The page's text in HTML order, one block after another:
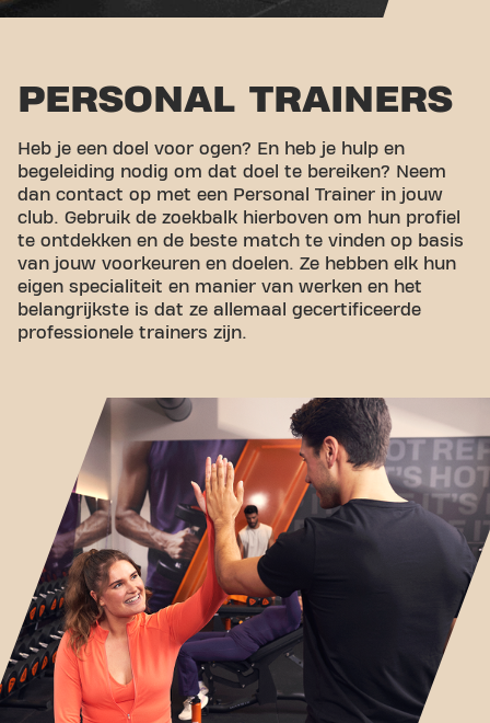
PERSONAL TRAINERS
Heb je een doel voor ogen? En heb je hulp en
begeleiding nodig om dat doel te bereiken? Neem
dan contact op met een Personal Trainer in jouw
club. Gebruik de zoekbalk hierboven om hun profiel
te ontdekken en de beste match te vinden op basis
van jouw voorkeuren en doelen. Ze hebben elk hun
eigen specialiteit en manier van werken en het
belangrijkste is dat ze allemaal gecertificeerde
professionele trainers zijn.